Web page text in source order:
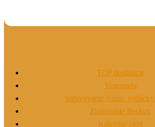
TOP destinácie
Venezuela
Splavovanie Váhu- vodácky
Zlaňovanie Beckov
Kalendár ciest